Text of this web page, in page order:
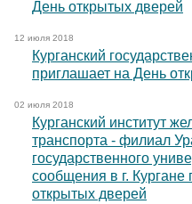
День открытых дверей
12 июля 2018
Курганский
приглашает на День
02 июля 2018
Курганский институт
транспорта - филиал
государственного
сообщения в г.
открытых дверей